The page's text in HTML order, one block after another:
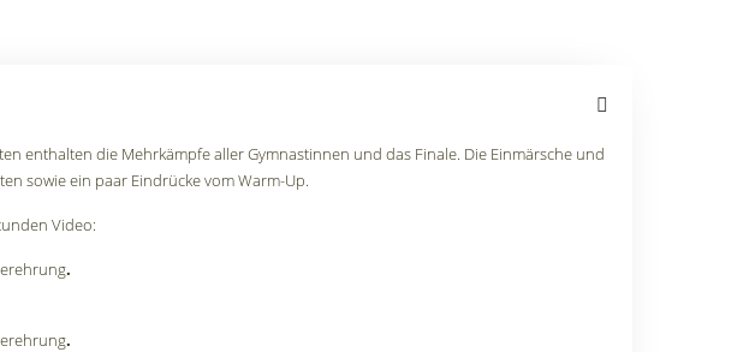
enthalten die Mehrkämpfe aller Gymnastinnen und das Finale. Die Einmärsche und
sowie ein paar Eindrücke vom Warm-Up.
Video:
.
.